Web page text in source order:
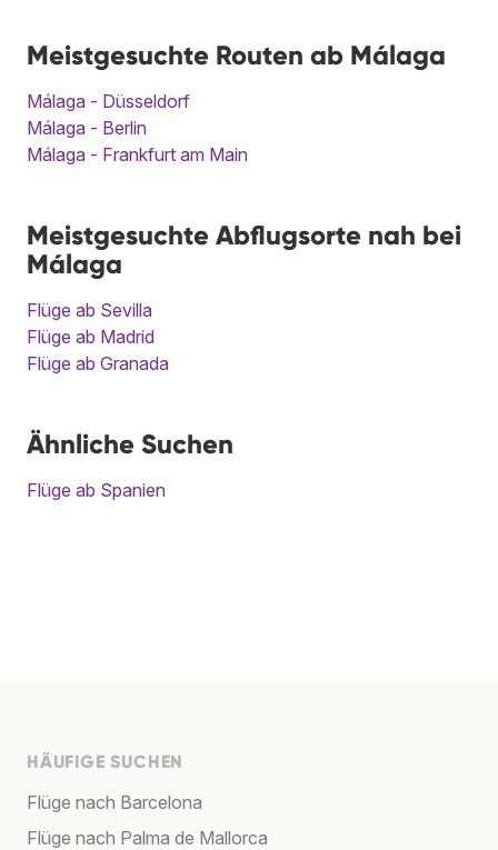
Meistgesuchte Routen ab Málaga
Málaga - Düsseldorf
Málaga - Berlin
Málaga - Frankfurt am Main
Meistgesuchte Abflugsorte nah bei
Málaga
Flüge ab Sevilla
Flüge ab Madrid
Flüge ab Granada
Ähnliche Suchen
Flüge ab Spanien
HÄUFIGE SUCHEN
Flüge nach Barcelona
Flüge nach Palma de Mallorca